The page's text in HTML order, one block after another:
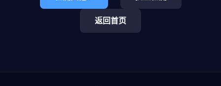
返回首页